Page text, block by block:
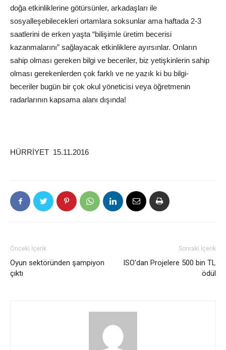
doğa etkinliklerine götürsünler, arkadaşları ile
sosyalleşebilecekleri ortamlara soksunlar ama haftada 2-3
saatlerini de erken yaşta “bilişimle üretim becerisi
kazanmalarını” sağlayacak etkinliklere ayırsınlar. Onların
sahip olması gereken bilgi ve beceriler, biz yetişkinlerin sahip
olması gerekenlerden çok farklı ve ne yazık ki bu bilgi-
beceriler bugün bir çok okul yöneticisi veya öğretmenin
radarlarının kapsama alanı dışında!
HÜRRİYET 15.11.2016
Önceki İçerik
Oyun sektöründen şampiyon
çıktı
Sonraki İçerik
ISO’dan Projelere 500 bin TL
ödül